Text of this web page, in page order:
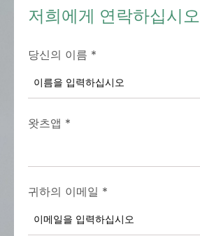
저희에게 연락하십시오
당신의 이름 *
왓츠앱 *
귀하의 이메일 *